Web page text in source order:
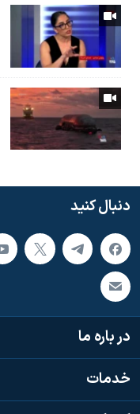
دنبال کنید
در باره ما
خدمات